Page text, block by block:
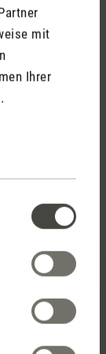
mit
Ihrer
Farben zur
individuelle